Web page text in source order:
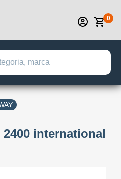
0
2400 international